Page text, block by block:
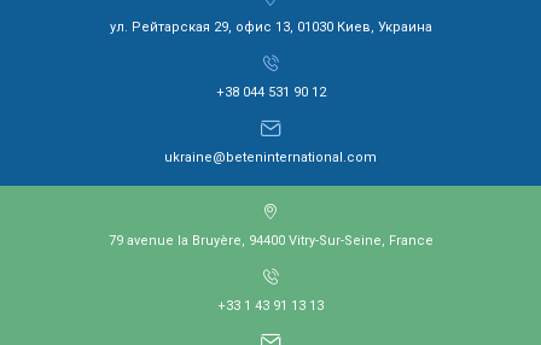
ул. Рейтарская 29, офис 13, 01030 Киев, Украина
+38 044 531 90 12
ukraine@beteninternational.com
79 avenue la Bruyère, 94400 Vitry-Sur-Seine, France
+33 1 43 91 13 13